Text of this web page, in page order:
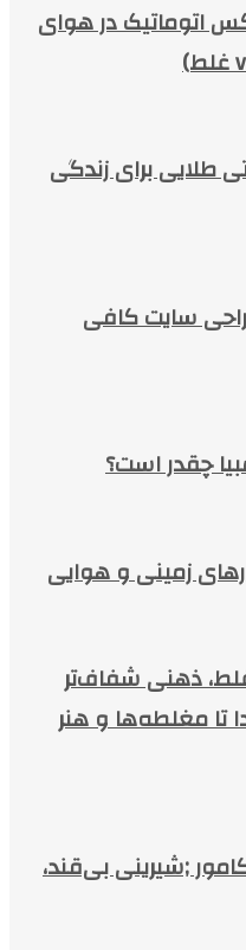
اتوماتیک در هوای
طلایی برای زندگی
طراحی سایت کافی
چقدر است؟
زمینی و هوایی
ذهنی شفاف‌تر
تا مغلطه‌ها و هنر
;شیرینی بی‌قند،